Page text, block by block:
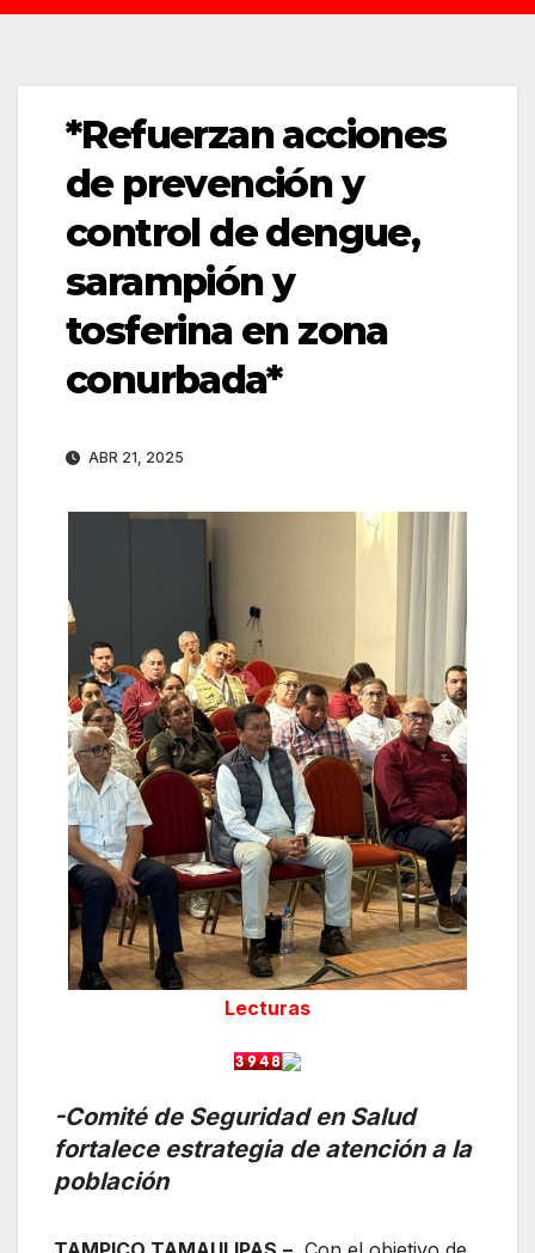
*Refuerzan acciones
de prevención y
control de dengue,
sarampión y
tosferina en zona
conurbada*
ABR 21, 2025
Lecturas
-Comité de Seguridad en Salud
fortalece estrategia de atención a la
población